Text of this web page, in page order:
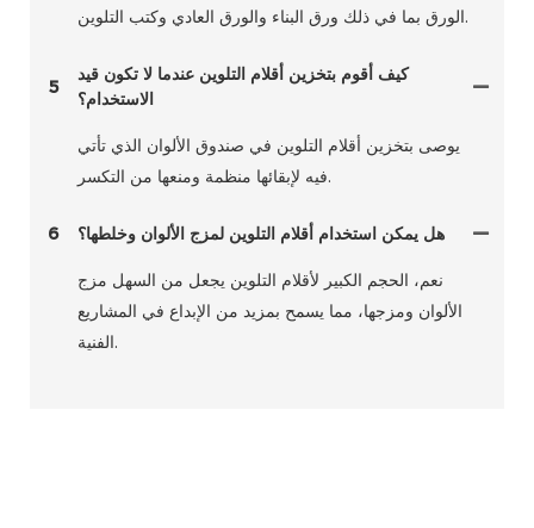
الورق بما في ذلك ورق البناء والورق العادي وكتب التلوين.
5
كيف أقوم بتخزين أقلام التلوين عندما لا تكون قيد
الاستخدام؟
يوصى بتخزين أقلام التلوين في صندوق الألوان الذي تأتي
فيه لإبقائها منظمة ومنعها من التكسر.
6 هل يمكن استخدام أقلام التلوين لمزج الألوان وخلطها؟
نعم، الحجم الكبير لأقلام التلوين يجعل من السهل مزج
الألوان ومزجها، مما يسمح بمزيد من الإبداع في المشاريع
الفنية.